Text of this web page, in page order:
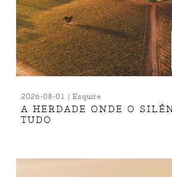
2026-08-01 | Esquire
A HERDADE ONDE O
TUDO